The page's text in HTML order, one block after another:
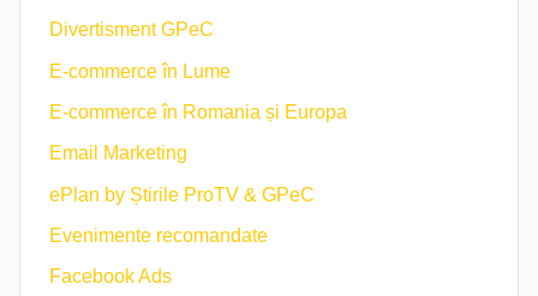
Divertisment GPeC
E-commerce în Lume
E-commerce în Romania și Europa
Email Marketing
ePlan by Știrile ProTV & GPeC
Evenimente recomandate
Facebook Ads